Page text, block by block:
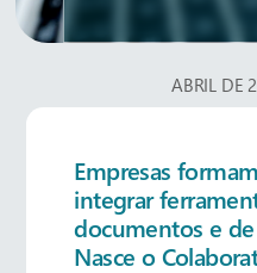
ABRIL DE
Empresas
integrar
documentos e
Nasce o